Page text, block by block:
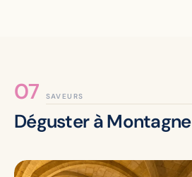
SAVEURS
Déguster à Montagne